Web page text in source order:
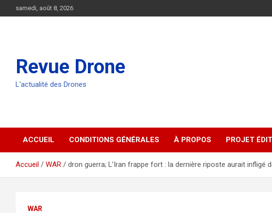
au
samedi, août 8, 2026
Revue Drone
L'actualité des Drones
ACCUEIL CONDITIONS GÉNÉRALES À PROPOS PROJET
Accueil WAR dron guerra; L’Iran frappe fort : la dernière riposte aurait infligé
WAR